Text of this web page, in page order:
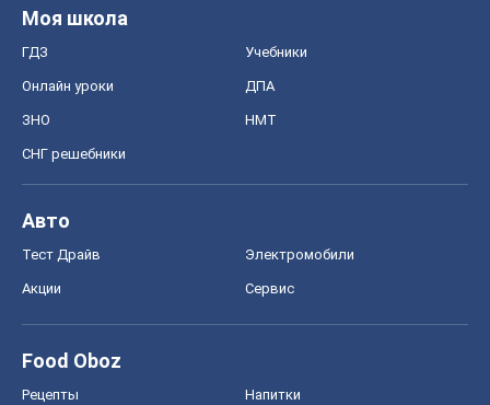
Моя школа
ГДЗ Учебники
Онлайн уроки ДПА
ЗНО НМТ
СНГ решебники
Авто
Тест Драйв Электромобили
Акции Сервис
Food Oboz
Рецепты Напитки